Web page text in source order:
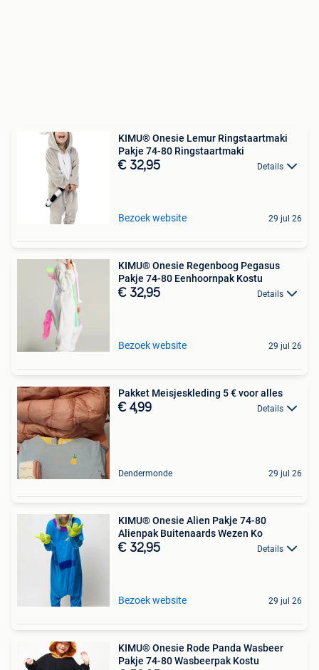
KIMU® Onesie Lemur Ringstaartmaki
Pakje 74-80 Ringstaartmaki
€ 32,95 Details
Bezoek website 29 jul 26
KIMU® Onesie Regenboog Pegasus
Pakje 74-80 Eenhoornpak Kostu
€ 32,95 Details
Bezoek website 29 jul 26
Pakket Meisjeskleding 5 € voor alles
€ 4,99 Details
Dendermonde 29 jul 26
KIMU® Onesie Alien Pakje 74-80
Alienpak Buitenaards Wezen Ko
€ 32,95 Details
Bezoek website 29 jul 26
KIMU® Onesie Rode Panda Wasbeer
Pakje 74-80 Wasbeerpak Kostu